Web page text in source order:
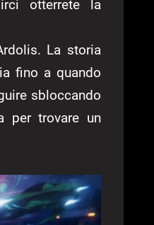
otterrete la
La storia
fino a quando
sbloccando
per trovare un